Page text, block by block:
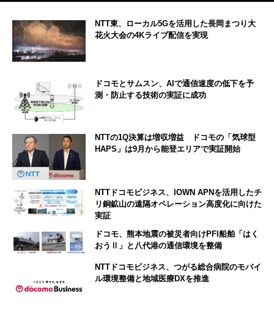
NTT東、ローカル5Gを活用した長岡まつり大
花火大会の4Kライブ配信を実現
ドコモとサムスン、AIで通信速度の低下を予
測・防止する技術の実証に成功
NTTの1Q決算は増収増益 ドコモの「気球型
HAPS」は9月から能登エリアで実証開始
NTTドコモビジネス、IOWN APNを活用したチ
リ銅鉱山の遠隔オペレーション高度化に向けた
実証
ドコモ、熊本地震の被災者向けPFI船舶「はく
おうⅡ」と八代港の通信環境を整備
NTTドコモビジネス、つがる総合病院のモバイ
ル環境整備と地域医療DXを推進